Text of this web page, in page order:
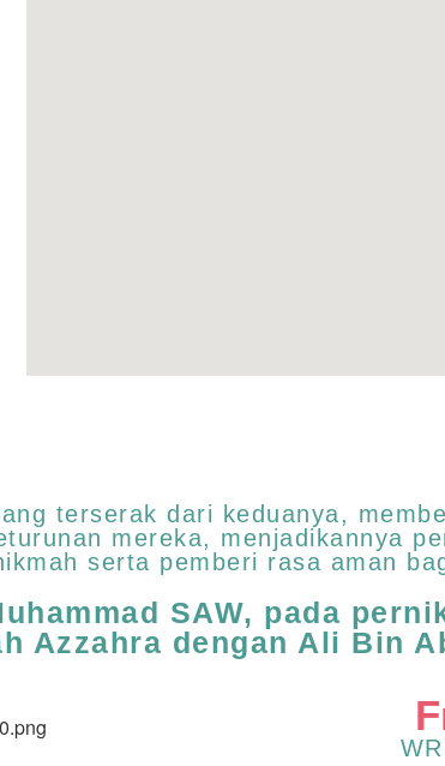
terserak dari keduanya,
mereka, menjadikannya
serta pemberi rasa aman
SAW, pada
Azzahra dengan Ali Bin